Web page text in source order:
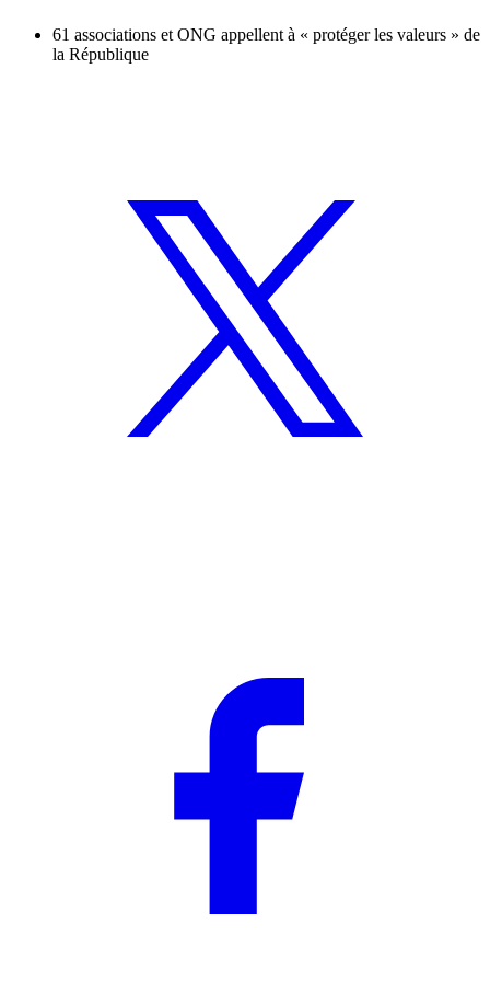
61 associations et ONG appellent à « protéger les valeurs » de
la République